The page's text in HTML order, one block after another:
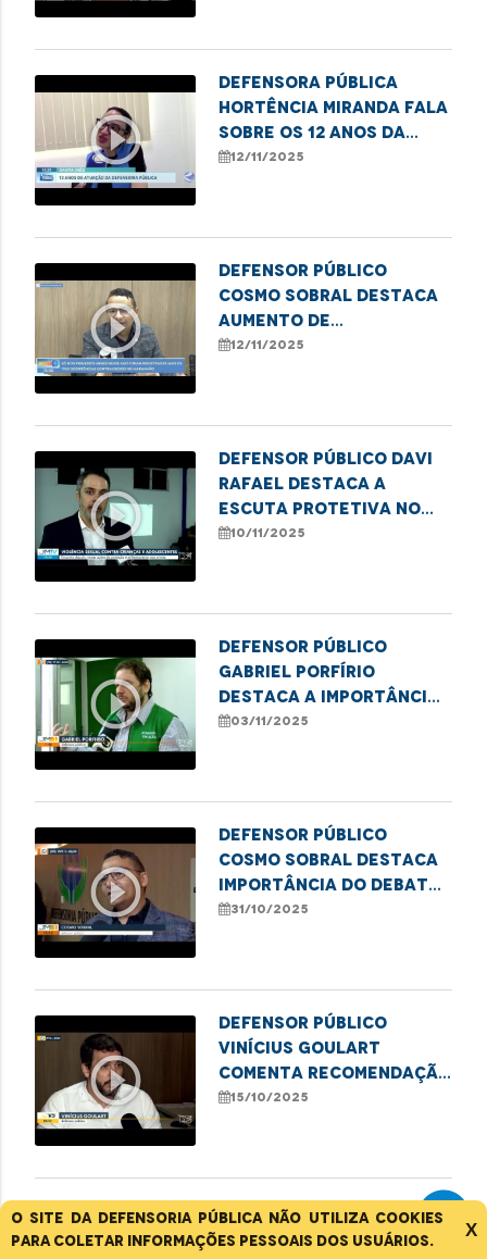
O site da Defensoria Pública não utiliza cookies
para coletar informações pessoais dos usuários.
X
play_circle_outline
Defensora Pública
Hortência Miranda fala
sobre os 12 anos da
DPE/MA em Santa Inês
12/11/2025
play_circle_outline
Defensor Público
Cosmo Sobral destaca
aumento de
atendimentos por
12/11/2025
play_circle_outline
Defensor Público Davi
Rafael destaca a
escuta protetiva no
combate à violência
10/11/2025
play_circle_outline
Defensor público
Gabriel Porfírio
destaca a importância
da Semana Nacional da
03/11/2025
play_circle_outline
Defensor público
Cosmo Sobral destaca
importância do debate
sobre o uso medicinal
31/10/2025
play_circle_outline
Defensor público
Vinícius Goulart
comenta recomendação
da Defensoria por mais
15/10/2025
Defensor público
Joaquim Gonzaga